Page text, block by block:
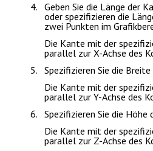
Geben Sie die Länge der
oder spezifizieren die
zwei Punkten im
Die Kante mit der
parallel zur X-Achse des
Spezifizieren Sie die Breite
Die Kante mit der
parallel zur Y-Achse des
Spezifizieren Sie die Höhe
Die Kante mit der
parallel zur Z-Achse des